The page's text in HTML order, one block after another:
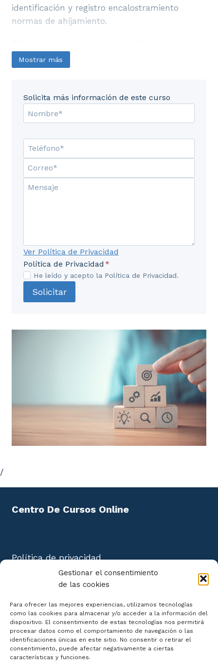
Gestionar el consentimiento
de las cookies
Para ofrecer las mejores experiencias, utilizamos tecnologías
como las cookies para almacenar y/o acceder a la información del
dispositivo. El consentimiento de estas tecnologías nos permitirá
procesar datos como el comportamiento de navegación o las
identificaciones únicas en este sitio. No consentir o retirar el
consentimiento, puede afectar negativamente a ciertas
características y funciones.
identificación y registro encalostramiento
normas de ahijamiento.
crías.
2.5. Enfermedades comunes de la crías.
UD3. El Ciclo Reproductivo de los
3.1. Nociones básicas del aparato reproductor
masculino.
3.2. Cuidados básicos de los sementales.
sus crías.
4.2. Inmovilización animal.
4.3. Código de buenas prácticas de manejo en
4.4. Nociones básicas sobra alimentación de
UD5. Normativa Básica Vigente.
5.1. Normativa de prevención de riesgos
5.2. Normativa sobre bienestar animal.
Mostrar más
Solicita más información de este curso
Ver Política de Privacidad
Política de Privacidad *
He leído y acepto la Política de Privacidad.
Solicitar
/
Centro De Cursos Online
Política de privacidad
Aviso Legal
Política de cookies
Declaración de Accesibilidad